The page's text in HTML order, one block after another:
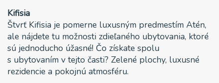
Kifisia
Štvrť Kifisia je pomerne luxusným predmestím Atén,
ale nájdete tu možnosti zdieľaného ubytovania, ktoré
sú jednoducho úžasné! Čo získate spolu
s ubytovaním v tejto časti? Zelené plochy, luxusné
rezidencie a pokojnú atmosféru.